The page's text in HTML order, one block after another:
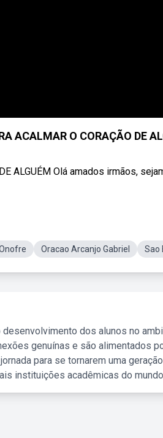
ACALMAR O CORAÇÃO DE
ALGUÉM Olá amados irmãos,
Oracao Arcanjo Gabriel Sao
dos alunos no
genuínas e são alimentados
para se tornarem uma
instituições acadêmicas do